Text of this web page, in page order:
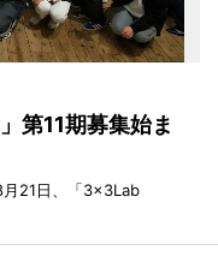
第11期募集始ま
月21日、「3×3Lab